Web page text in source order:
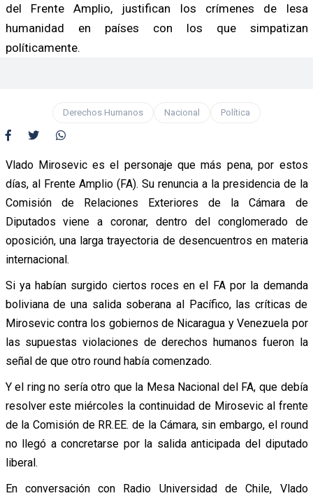
del Frente Amplio, justifican los crímenes de lesa
humanidad en países con los que simpatizan
políticamente.
Derechos Humanos Nacional Política
Vlado Mirosevic es el personaje que más pena, por estos
días, al Frente Amplio (FA). Su renuncia a la presidencia de la
Comisión de Relaciones Exteriores de la Cámara de
Diputados viene a coronar, dentro del conglomerado de
oposición, una larga trayectoria de desencuentros en materia
internacional.
Si ya habían surgido ciertos roces en el FA por la demanda
boliviana de una salida soberana al Pacífico, las críticas de
Mirosevic contra los gobiernos de Nicaragua y Venezuela por
las supuestas violaciones de derechos humanos fueron la
señal de que otro round había comenzado.
Y el ring no sería otro que la Mesa Nacional del FA, que debía
resolver este miércoles la continuidad de Mirosevic al frente
de la Comisión de RR.EE. de la Cámara, sin embargo, el round
no llegó a concretarse por la salida anticipada del diputado
liberal.
En conversación con Radio Universidad de Chile, Vlado